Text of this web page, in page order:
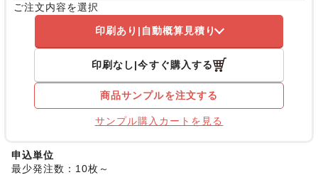
ご注文内容を選択
印刷あり 自動概算見積り
印刷なし 今すぐ購入する
商品サンプルを注文する
サンプル購入カートを見る
申込単位
最少発注数：10枚～